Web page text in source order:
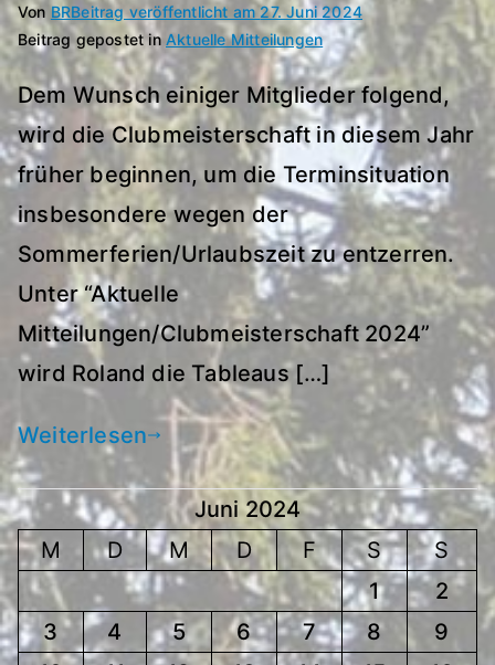
Von BRBeitrag veröffentlicht am 27. Juni 2024
Beitrag gepostet in Aktuelle Mitteilungen
Dem Wunsch einiger Mitglieder folgend,
wird die Clubmeisterschaft in diesem Jahr
früher beginnen, um die Terminsituation
insbesondere wegen der
Sommerferien/Urlaubszeit zu entzerren.
Unter “Aktuelle
Mitteilungen/Clubmeisterschaft 2024”
wird Roland die Tableaus […]
Weiterlesen
Juni 2024
M
D M D F S
S
1
2
3
4 5 6 7 8
9